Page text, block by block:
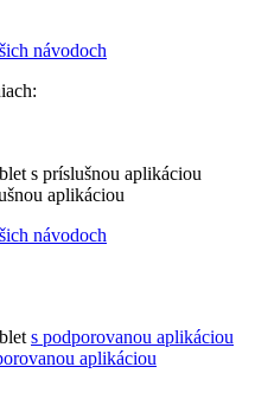
návodoch
s príslušnou aplikáciou
aplikáciou
návodoch
s podporovanou aplikáciou
aplikáciou